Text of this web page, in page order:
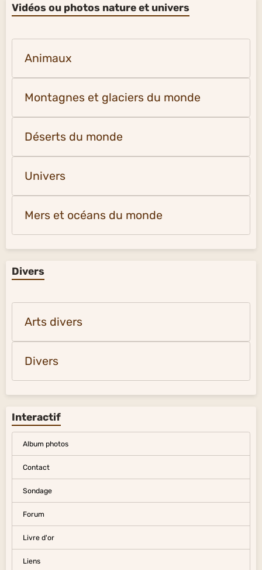
Vidéos ou photos nature et univers
Animaux
Montagnes et glaciers du monde
Déserts du monde
Univers
Mers et océans du monde
Divers
Arts divers
Divers
Interactif
Album photos
Contact
Sondage
Forum
Livre d'or
Liens